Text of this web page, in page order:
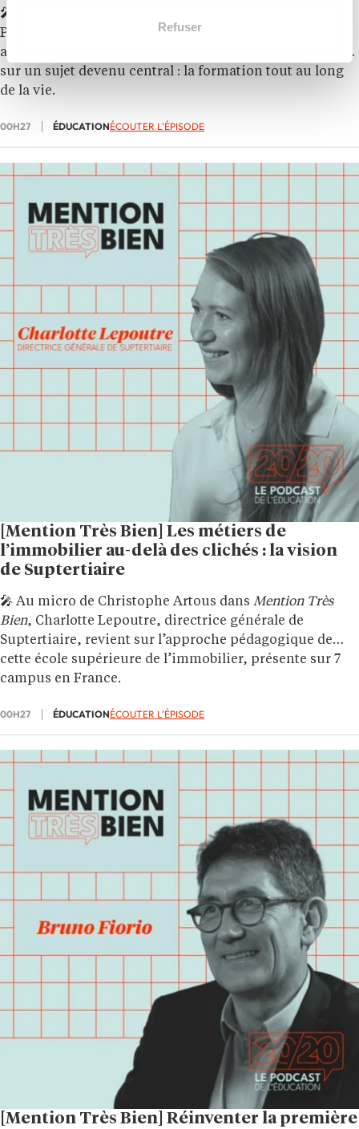
Refuser
🎤 Au micro de Philippine Dolbeau dans
Pascal, directrice générale de Comundi et
administratrice des Acteurs de la Compétence, revient
sur un sujet devenu central : la formation tout au long
de la vie.
00H27 ÉDUCATIONÉCOUTER L'ÉPISODE
[Mention Très Bien] Les métiers de
l’immobilier au-delà des clichés : la vision
de Suptertiaire
🎤 Au micro de Christophe Artous dans Mention Très
Bien, Charlotte Lepoutre, directrice générale de
Suptertiaire, revient sur l’approche pédagogique de
cette école supérieure de l’immobilier, présente sur 7
campus en France.
00H27 ÉDUCATIONÉCOUTER L'ÉPISODE
[Mention Très Bien] Réinventer la première